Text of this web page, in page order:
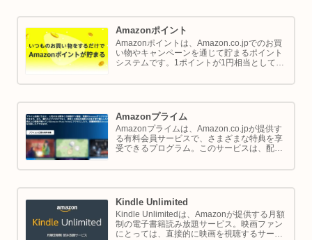
Amazonポイント
Amazonポイントは、Amazon.co.jpでのお買
い物やキャンペーンを通じて貯まるポイント
システムです。1ポイントが1円相当として、
では Amazon ポイントの使い方と貯め方を解
Amazonプライム
Amazonプライムは、Amazon.co.jpが提供す
る有料会員サービスで、さまざまな特典を享
受できるプログラム。このサービスは、配送
実、さらには限定割引までをカバーし、日常
Kindle Unlimited
Kindle Unlimitedは、Amazonが提供する月額
制の電子書籍読み放題サービス。映画ファン
にとっては、直接的に映画を視聴するサービ